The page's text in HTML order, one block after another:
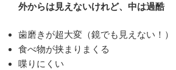
外からは見えないけれど、中は過酷
歯磨きが超大変（鏡でも見えない！）
食べ物が挟まりまくる
喋りにくい